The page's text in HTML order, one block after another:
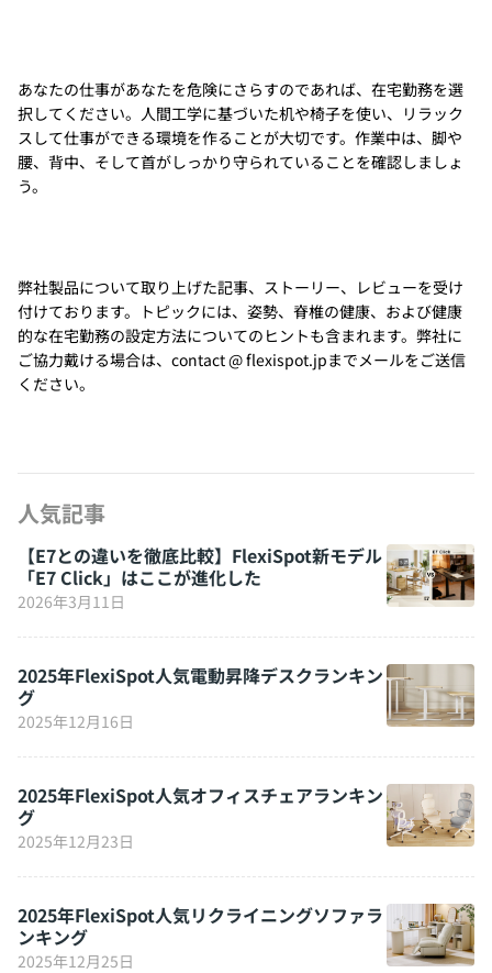
あなたの仕事があなたを危険にさらすのであれば、在宅勤務を選
択してください。人間工学に基づいた机や椅子を使い、リラック
スして仕事ができる環境を作ることが大切です。作業中は、脚や
腰、背中、そして首がしっかり守られていることを確認しましょ
う。
弊社製品について取り上げた記事、ストーリー、レビューを受け
付けております。トピックには、姿勢、脊椎の健康、および健康
的な在宅勤務の設定方法についてのヒントも含まれます。弊社に
ご協力戴ける場合は、contact @ flexispot.jpまでメールをご送信
ください。
人気記事
【E7との違いを徹底比較】FlexiSpot新モデル
「E7 Click」はここが進化した
2026年3月11日
2025年FlexiSpot人気電動昇降デスクランキン
グ
2025年12月16日
2025年FlexiSpot人気オフィスチェアランキン
グ
2025年12月23日
2025年FlexiSpot人気リクライニングソファラ
ンキング
2025年12月25日